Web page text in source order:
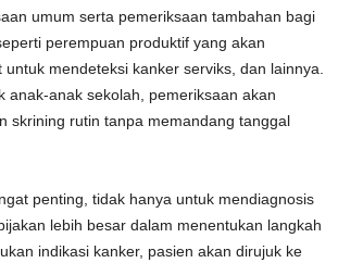
umum serta pemeriksaan tambahan bagi
perempuan produktif yang akan
mendeteksi kanker serviks, dan lainnya.
anak-anak sekolah, pemeriksaan akan
skrining rutin tanpa memandang tanggal
penting, tidak hanya untuk mendiagnosis
lebih besar dalam menentukan langkah
indikasi kanker, pasien akan dirujuk ke